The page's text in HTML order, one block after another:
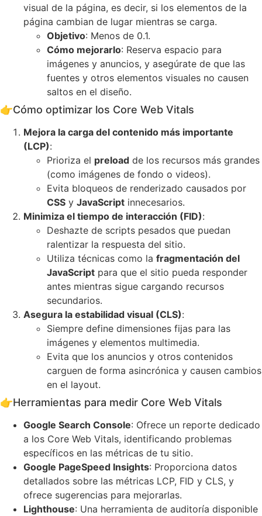
visual de la página, es decir, si los elementos de la
página cambian de lugar mientras se carga.
Objetivo: Menos de 0.1.
Cómo mejorarlo: Reserva espacio para
imágenes y anuncios, y asegúrate de que las
fuentes y otros elementos visuales no causen
saltos en el diseño.
👉Cómo optimizar los Core Web Vitals
Mejora la carga del contenido más importante
(LCP):
Prioriza el preload de los recursos más grandes
(como imágenes de fondo o videos).
Evita bloqueos de renderizado causados por
CSS y JavaScript innecesarios.
Minimiza el tiempo de interacción (FID):
Deshazte de scripts pesados que puedan
ralentizar la respuesta del sitio.
Utiliza técnicas como la fragmentación del
JavaScript para que el sitio pueda responder
antes mientras sigue cargando recursos
secundarios.
Asegura la estabilidad visual (CLS):
Siempre define dimensiones fijas para las
imágenes y elementos multimedia.
Evita que los anuncios y otros contenidos
carguen de forma asincrónica y causen cambios
en el layout.
👉Herramientas para medir Core Web Vitals
Google Search Console: Ofrece un reporte dedicado
a los Core Web Vitals, identificando problemas
específicos en las métricas de tu sitio.
Google PageSpeed Insights: Proporciona datos
detallados sobre las métricas LCP, FID y CLS, y
ofrece sugerencias para mejorarlas.
Lighthouse: Una herramienta de auditoría disponible